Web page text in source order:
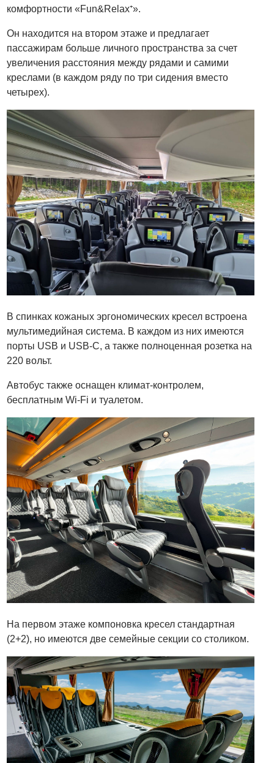
комфортности «Fun&Relax⁺».
Он находится на втором этаже и предлагает
пассажирам больше личного пространства за счет
увеличения расстояния между рядами и самими
креслами (в каждом ряду по три сидения вместо
четырех).
В спинках кожаных эргономических кресел встроена
мультимедийная система. В каждом из них имеются
порты USB и USB-C, а также полноценная розетка на
220 вольт.
Автобус также оснащен климат-контролем,
бесплатным Wi-Fi и туалетом.
На первом этаже компоновка кресел стандартная
(2+2), но имеются две семейные секции со столиком.